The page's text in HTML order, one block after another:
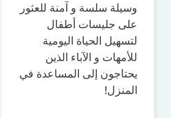
وسيلة سلسة و آمنة للعثور
على جليسات أطفال
لتسهيل الحياة اليومية
للأمهات و الآباء الذين
يحتاجون إلى المساعدة في
المنزل!